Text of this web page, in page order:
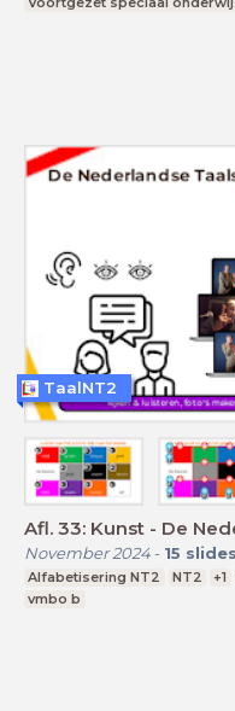
Afl. 33: Kunst - De
November 2024- 15 slides
Alfabetisering NT2 NT2 +1
vmbo b
TaalNT2